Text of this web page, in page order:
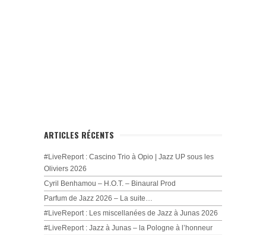
ARTICLES RÉCENTS
#LiveReport : Cascino Trio à Opio | Jazz UP sous les
Oliviers 2026
Cyril Benhamou – H.O.T. – Binaural Prod
Parfum de Jazz 2026 – La suite…
#LiveReport : Les miscellanées de Jazz à Junas 2026
#LiveReport : Jazz à Junas – la Pologne à l’honneur